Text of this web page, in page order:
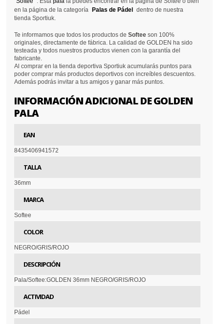
en la página de la categoría
Palas de Pádel
dentro de nuestra
tienda Sportiuk.
Te informamos que todos los productos deSoftee son 100%
originales, directamente de fábrica. La calidad de GOLDEN ha sido
testeada y todos nuestros productos vienen con la garantía del
fabricante.
Al comprar en la tienda deportiva Sportiuk acumularás puntos para
poder comprar más productos deportivos con increíbles descuentos.
Además podrás invitar a tus amigos y ganar más puntos.
INFORMACIÓN ADICIONAL DE GOLDEN
PALA
EAN
8435406941572
TALLA
36mm
MARCA
Softee
COLOR
NEGRO/GRIS/ROJO
DESCRIPCIÓN
Pala/Softee:GOLDEN 36mm NEGRO/GRIS/ROJO
ACTIVIDAD
Pádel